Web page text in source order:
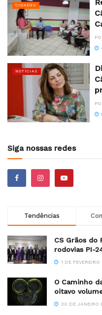
CIDADES
NOTÍCIAS
Siga nossas redes
Tendências
CS Grãos do
rodovias PI-
1 DE
O Caminho
oitavo
30 DE JANEIRO